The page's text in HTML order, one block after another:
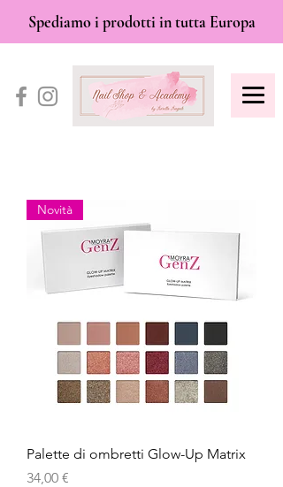
Spediamo i prodotti in tutta Europa
Novità
Palette di ombretti Glow-Up Matrix
Prezzo
34,00 €